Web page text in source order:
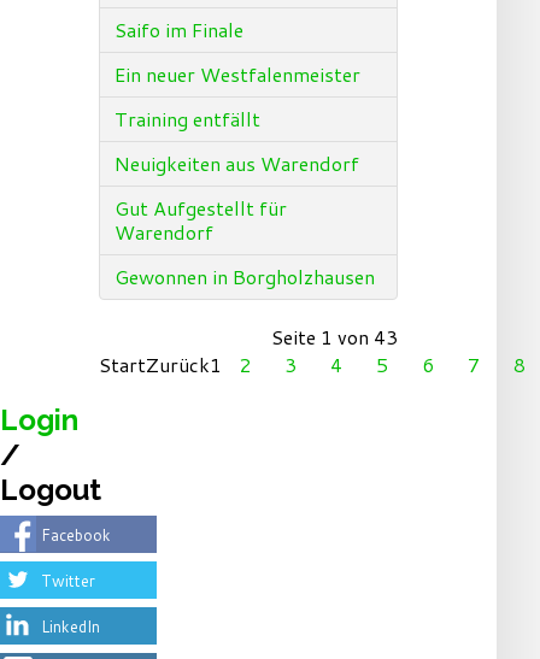
Saifo im Finale
Ein neuer Westfalenmeister
Training entfällt
Neuigkeiten aus Warendorf
Gut Aufgestellt für
Warendorf
Gewonnen in Borgholzhausen
Seite 1 von 43
StartZurück1 2 3 4 5 6 7 8
Login
/
Logout
Facebook
Twitter
LinkedIn